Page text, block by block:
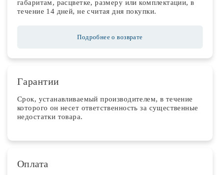
габаритам, расцветке, размеру или комплектации, в
течение 14 дней, не считая дня покупки.
Подробнее о возврате
Гарантии
Срок, устанавливаемый производителем, в течение
которого он несет ответственность за существенные
недостатки товара.
Оплата